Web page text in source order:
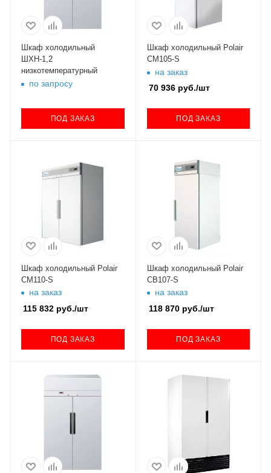
Шкаф холодильный
ШХН-1,2
низкотемпературный
по запросу
ПОД ЗАКАЗ
Шкаф холодильный Polair
CM105-S
на заказ
70 936руб./шт
ПОД ЗАКАЗ
Шкаф холодильный Polair
CM110-S
на заказ
115 832 руб./шт
ПОД ЗАКАЗ
Шкаф холодильный Polair
CB107-S
на заказ
118 870руб./шт
ПОД ЗАКАЗ